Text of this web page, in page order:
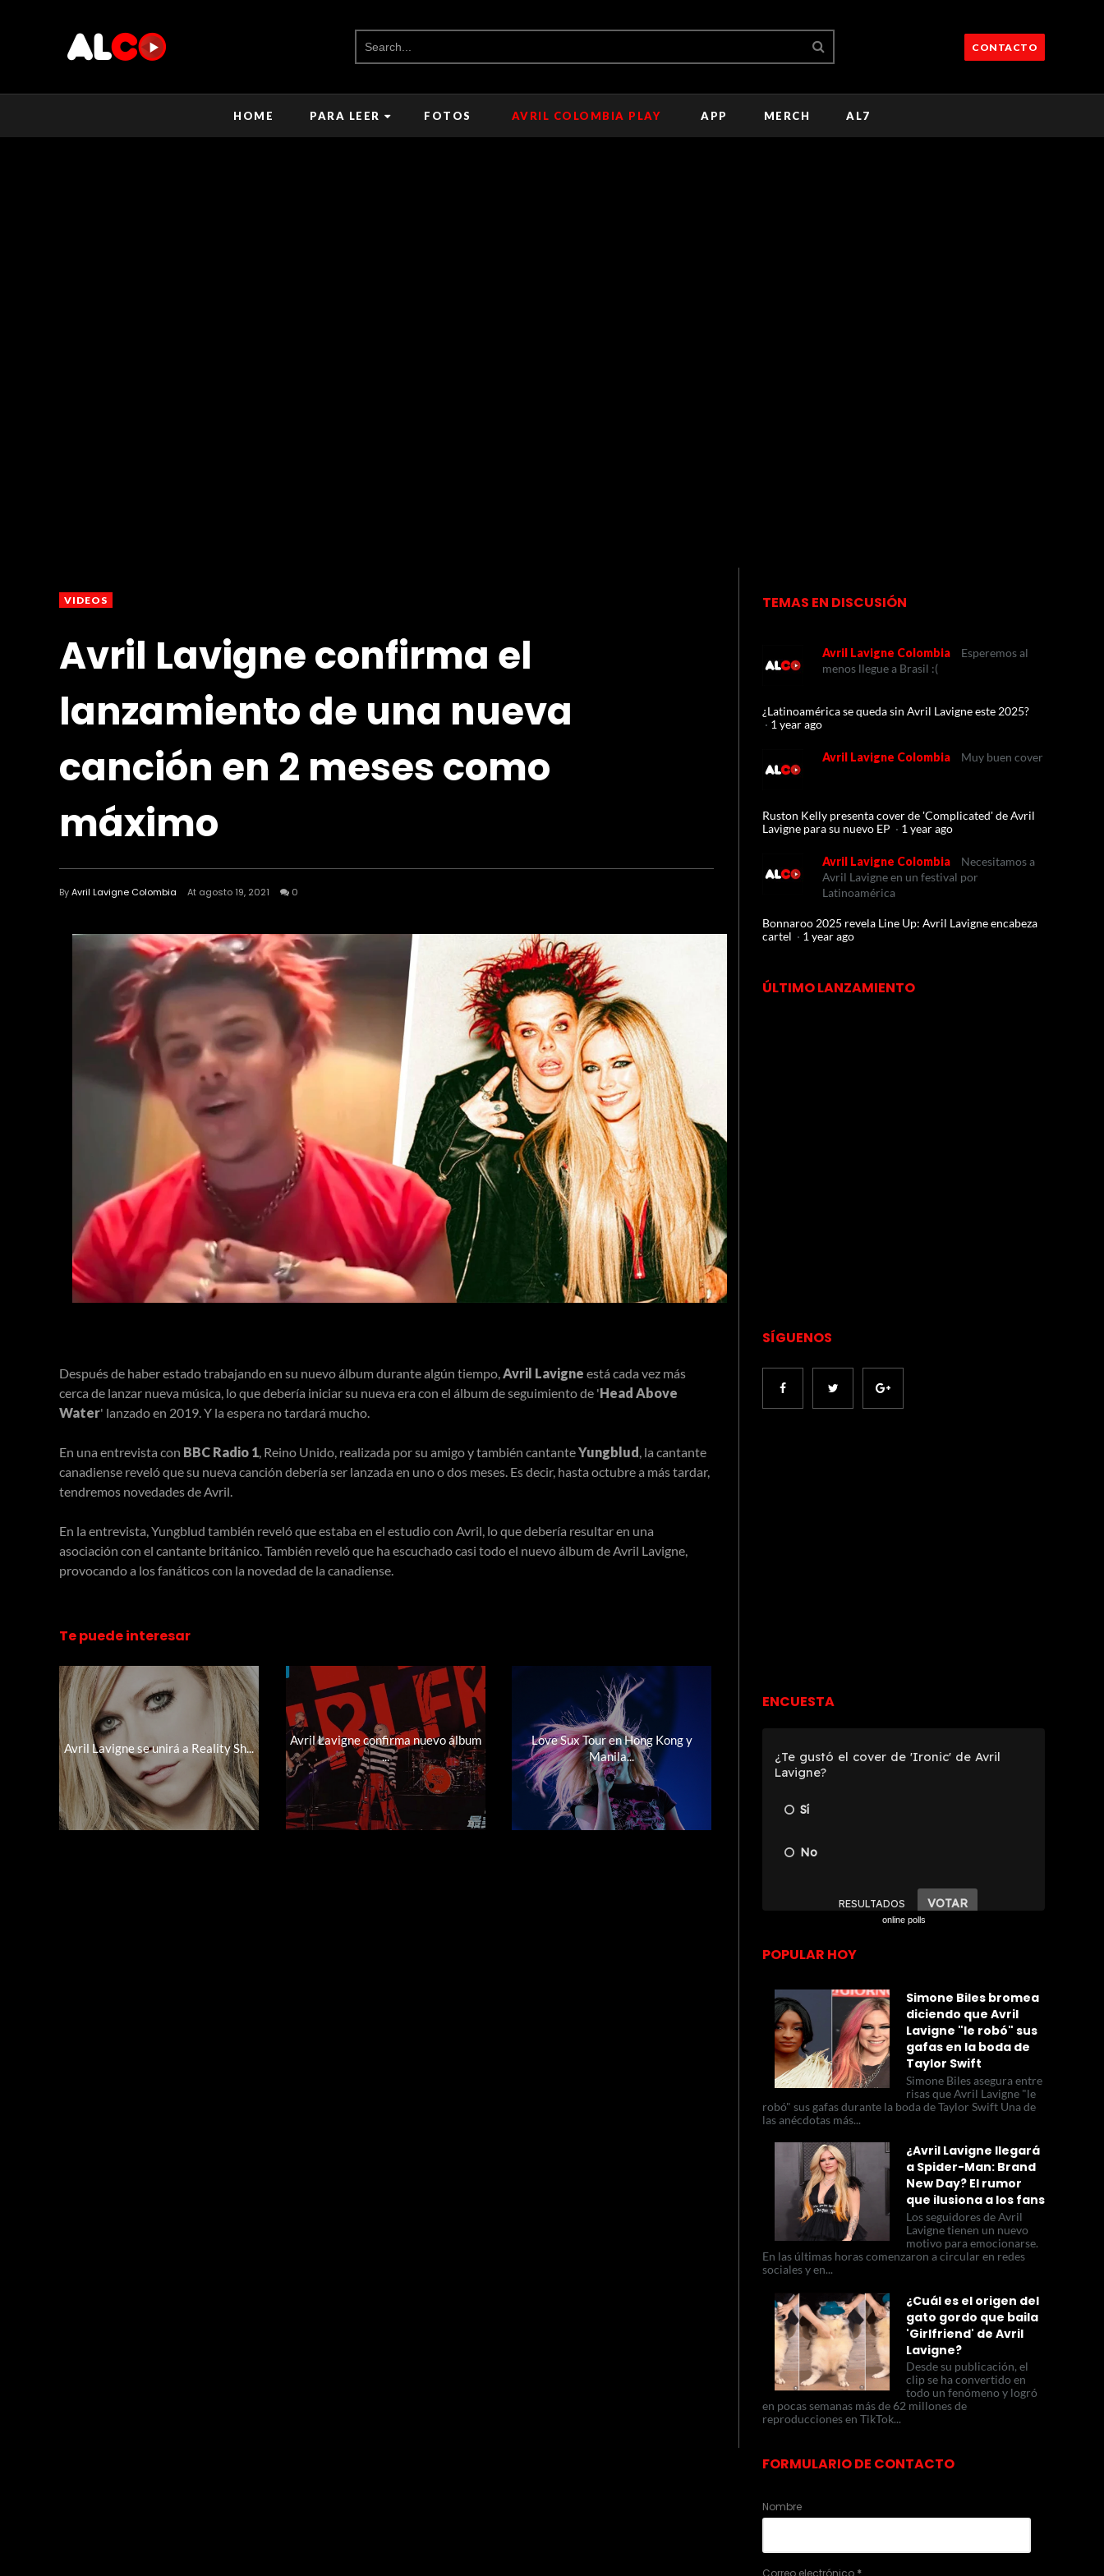
CONTACTO
HOME PARA LEER FOTOS AVRIL COLOMBIA PLAY APP MERCH AL7
VIDEOS
Avril Lavigne confirma el
lanzamiento de una nueva
canción en 2 meses como
máximo
ByAvril Lavigne Colombia At agosto 19, 2021 0
Después de haber estado trabajando en su nuevo álbum durante algún tiempo, Avril Lavigne está cada vez más
cerca de lanzar nueva música, lo que debería iniciar su nueva era con el álbum de seguimiento de 'Head Above
Water' lanzado en 2019. Y la espera no tardará mucho.
En una entrevista con BBC Radio 1 , Reino Unido, realizada por su amigo y también cantanteYungblud , la cantante
canadiense reveló que su nueva canción debería ser lanzada en uno o dos meses. Es decir, hasta octubre a más tardar,
tendremos novedades de Avril.
En la entrevista, Yungblud también reveló que estaba en el estudio con Avril, lo que debería resultar en una
asociación con el cantante británico. También reveló que ha escuchado casi todo el nuevo álbum de Avril Lavigne,
provocando a los fanáticos con la novedad de la canadiense.
Te puede interesar
Avril Lavigne se unirá a Reality Sh...
Avril Lavigne confirma nuevo álbum
...
Love Sux Tour en Hong Kong y
Manila...
TEMAS EN DISCUSIÓN
Avril Lavigne Colombia
Esperemos al
menos llegue a Brasil :(
¿Latinoamérica se queda sin Avril Lavigne este 2025?
· 1 year ago
Avril Lavigne Colombia Muy buen cover
Ruston Kelly presenta cover de 'Complicated' de Avril
Lavigne para su nuevo EP · 1 year ago
Avril Lavigne Colombia
Necesitamos a
Avril Lavigne en un festival por
Latinoamérica
Bonnaroo 2025 revela Line Up: Avril Lavigne encabeza
cartel · 1 year ago
ÚLTIMO LANZAMIENTO
SÍGUENOS
ENCUESTA
online polls
POPULAR HOY
Simone Biles bromea
diciendo que Avril
Lavigne "le robó" sus
gafas en la boda de
Taylor Swift
Simone Biles asegura entre
risas que Avril Lavigne "le
robó" sus gafas durante la boda de Taylor Swift Una de
las anécdotas más...
¿Avril Lavigne llegará
a Spider-Man: Brand
New Day? El rumor
que ilusiona a los fans
Los seguidores de Avril
Lavigne tienen un nuevo
motivo para emocionarse.
En las últimas horas comenzaron a circular en redes
sociales y en...
¿Cuál es el origen del
gato gordo que baila
'Girlfriend' de Avril
Lavigne?
Desde su publicación, el
clip se ha convertido en
todo un fenómeno y logró
en pocas semanas más de 62 millones de
reproducciones en TikTok...
FORMULARIO DE CONTACTO
Nombre